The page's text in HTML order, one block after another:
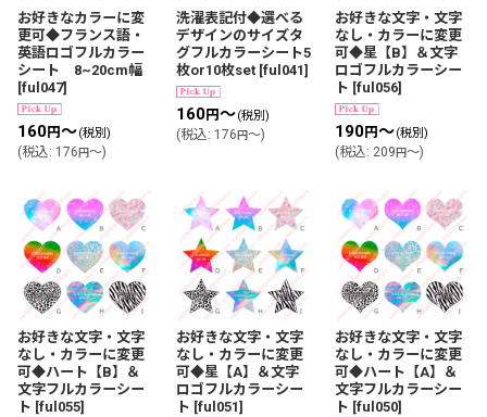
並び順:
絞り込む
お好きなカラーに変
更可◆フランス語・
英語ロゴフルカラー
シート 8~20cm幅
[ful047]
160円～(税別)
(税込: 176 円～)
洗濯表記付◆選べる
デザインのサイズタ
グフルカラーシート5
枚or10枚set [ful041]
160円～(税別)
(税込: 176 円～)
お好きな文字・文字
なし・カラーに変更
可◆星【B】＆文字
ロゴフルカラーシー
ト [ful056]
190円～(税別)
(税込: 209 円～)
お好きな文字・文字
なし・カラーに変更
可◆ハート【B】＆
文字フルカラーシー
ト [ful055]
お好きな文字・文字
なし・カラーに変更
可◆星【A】＆文字
ロゴフルカラーシー
ト [ful051]
お好きな文字・文字
なし・カラーに変更
可◆ハート【A】＆
文字フルカラーシー
ト [ful050]